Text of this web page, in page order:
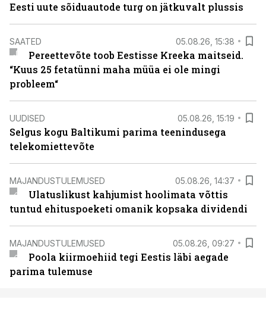
Eesti uute sõiduautode turg on jätkuvalt plussis
SAATED 05.08.26, 15:38
Pereettevõte toob Eestisse Kreeka maitseid.
“Kuus 25 fetatünni maha müüa ei ole mingi
probleem“
UUDISED 05.08.26, 15:19
Selgus kogu Baltikumi parima teenindusega
telekomiettevõte
MAJANDUSTULEMUSED 05.08.26, 14:37
Ulatuslikust kahjumist hoolimata võttis
tuntud ehituspoeketi omanik kopsaka dividendi
MAJANDUSTULEMUSED 05.08.26, 09:27
Poola kiirmoehiid tegi Eestis läbi aegade
parima tulemuse